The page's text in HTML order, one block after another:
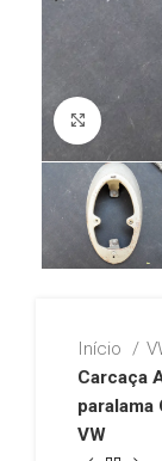
Click
Início
Carcaça
VW